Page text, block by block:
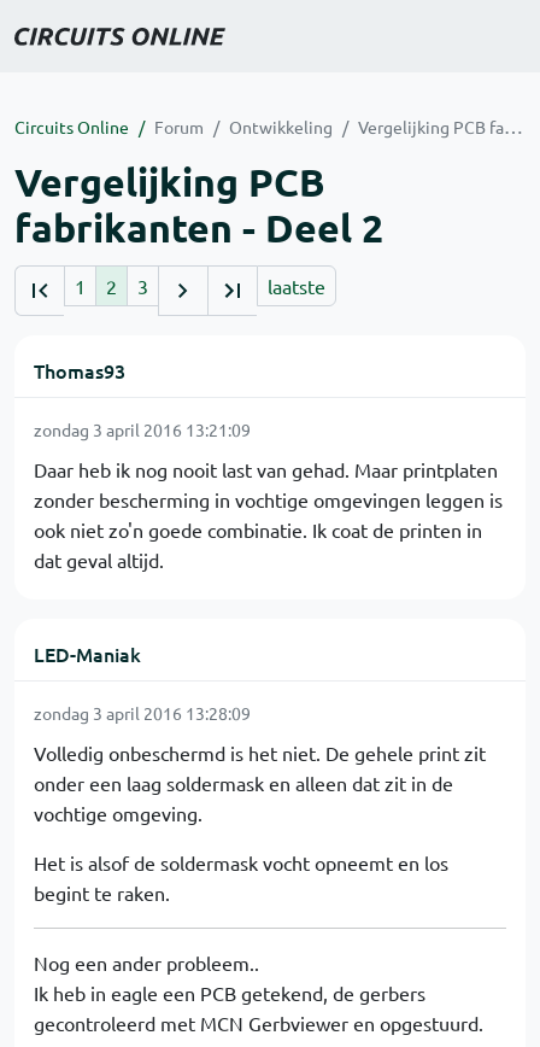
Circuits Online Forum Ontwikkeling Vergelijking PCB fabrikanten - Deel 2
Vergelijking PCB
fabrikanten - Deel 2
1 2 3 laatste
Thomas93
zondag 3 april 2016 13:21:09
Daar heb ik nog nooit last van gehad. Maar printplaten
zonder bescherming in vochtige omgevingen leggen is
ook niet zo'n goede combinatie. Ik coat de printen in
dat geval altijd.
LED-Maniak
zondag 3 april 2016 13:28:09
Volledig onbeschermd is het niet. De gehele print zit
onder een laag soldermask en alleen dat zit in de
vochtige omgeving.
Het is alsof de soldermask vocht opneemt en los
begint te raken.
Nog een ander probleem..
Ik heb in eagle een PCB getekend, de gerbers
gecontroleerd met MCN Gerbviewer en opgestuurd.